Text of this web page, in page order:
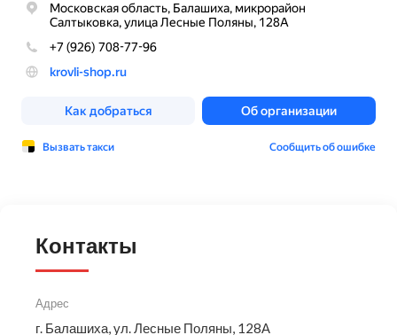
Контакты
Адрес
г. Балашиха, ул. Лесные Поляны, 128А